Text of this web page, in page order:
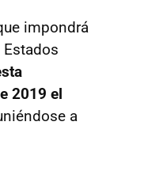
impondrá
2019 el
a